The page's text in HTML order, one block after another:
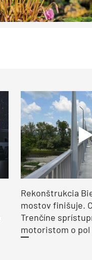
Rekonštrukcia
mostov finišuje.
Trenčíne
motoristom o pol